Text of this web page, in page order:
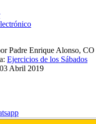
Padre Enrique Alonso, CO
Ejercicios de los Sábados
Abril 2019